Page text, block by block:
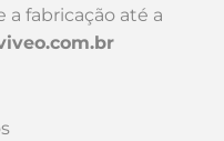
a fabricação até a